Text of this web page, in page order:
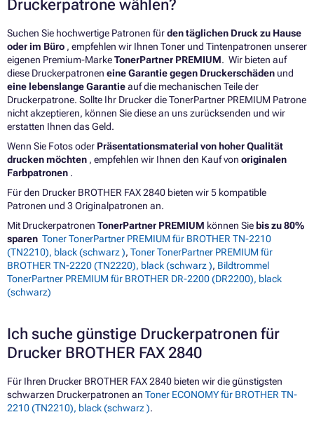
Druckerpatrone wählen?
Suchen Sie hochwertige Patronen fürden täglichen Druck zu Hause
oder im Büro , empfehlen wir Ihnen Toner und Tintenpatronen unserer
eigenen Premium-MarkeTonerPartner PREMIUM. Wir bieten auf
diese Druckerpatronen eine Garantie gegen Druckerschäden und
eine lebenslange Garantieauf die mechanischen Teile der
Druckerpatrone. Sollte Ihr Drucker die TonerPartner PREMIUM Patrone
nicht akzeptieren, können Sie diese an uns zurücksenden und wir
erstatten Ihnen das Geld.
Wenn Sie Fotos oder Präsentationsmaterial von hoher Qualität
drucken möchten , empfehlen wir Ihnen den Kauf von originalen
Farbpatronen .
Für den Drucker BROTHER FAX 2840 bieten wir 5 kompatible
Patronen und 3 Originalpatronen an.
Mit Druckerpatronen TonerPartner PREMIUM können Sie bis zu 80%
sparen Toner TonerPartner PREMIUM für BROTHER TN-2210
(TN2210), black (schwarz ), Toner TonerPartner PREMIUM für
BROTHER TN-2220 (TN2220), black (schwarz ), Bildtrommel
TonerPartner PREMIUM für BROTHER DR-2200 (DR2200), black
(schwarz)
Ich suche günstige Druckerpatronen für
Drucker BROTHER FAX 2840
Für Ihren Drucker BROTHER FAX 2840 bieten wir die günstigsten
schwarzen Druckerpatronen an Toner ECONOMY für BROTHER TN-
2210 (TN2210), black (schwarz ).